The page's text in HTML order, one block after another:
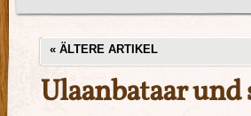
« ÄLTERE ARTIKEL
Ulaanbataar